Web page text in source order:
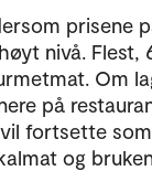
prisene
nivå. Flest,
Om
på
fortsette
og